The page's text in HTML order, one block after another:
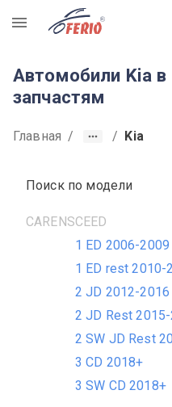
R
Автомобили Kia в
запчастям
Главная / / Kia
Поиск по модели
CARENSCEED
1 ED 2006-2009
1 ED rest 2010-
2 JD 2012-2016
2 JD Rest
2 SW JD Rest
3 CD 2018+
3 SW CD 2018+